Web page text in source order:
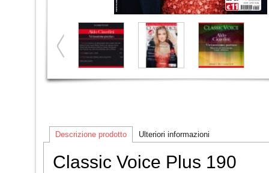
Descrizione prodotto Ulteriori informazioni
Classic Voice Plus 190